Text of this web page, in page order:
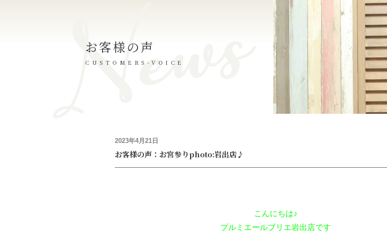
お客様の声
CUSTOMERS-VOICE
2023年4月21日
お客様の声：お宮参りphoto:岩出店♪
こんにちは♪
プルミエールブリエ岩出店です